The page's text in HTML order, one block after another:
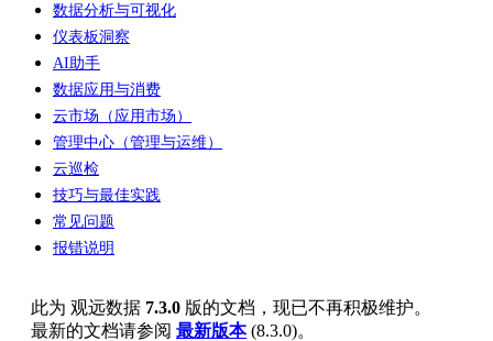
数据分析与可视化
仪表板洞察
AI助手
数据应用与消费
云市场（应用市场）
管理中心（管理与运维）
云巡检
技巧与最佳实践
常见问题
报错说明
此为 观远数据 7.3.0 版的文档，现已不再积极维护。
最新的文档请参阅 最新版本(8.3.0)。